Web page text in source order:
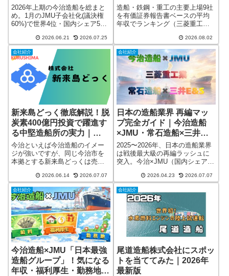
檜垣会長の造船再興戦略
2026年上期の今治造船を総まと
め。1月のJMU子会社化(議決権
60%)で世界4位・国内シェア50%
会長が掲げる世界シェア20%回
復・2035年建造能力2倍、NSYや
生産購買のシナジー、3000隻達
成・売上4646億円の実績、丸亀
工場の事故と人手不足の課題ま
で海事新聞ベースで解説。
2026.06.21 2026.07.25
──重工・高炉・電炉・専
業造船はどこが高い？
造船・鉄鋼・重工の主要上場9社
を有価証券報告書ベースの平均
年収でランキング（三菱重工・
か）。非上場の今治造船・常石
造船などは初任給で比較。数値
はすべて出典・年度つき、就活
生・転職検討者向けの業界年収
の決定版ガイドです。
2026.08.02
会社紹介
新来島どっく徹底解説！脱
炭素400億円投資で躍進す
る中堅造船所の実力｜
2026年最新版
今治といえば今治造船のイメー
ジが強いですが、同じ今治市を
本拠とする新来島どっくは売上
力派の中堅造船所。大手の陰に
隠れがちですが、独自技術・積
極投資・グループ展開で業界内
の注目度はうなぎのぼりです 📈
2026.06.14 2026.07.07
会社紹介
日本の造船業界 再編マッ
プ完全ガイド｜今治造船
×JMU・常石造船×三井
E&S・三菱重工──「3強時
代」に突入？！
2025〜2026年、日本の造船業界
は戦後最大級の再編ラッシュに
突入。今治×JMU（国内シェア約
工の豪州FFM獲得を一次情報ベ
ースで完全整理し、「3強時代」
の見取り図と就活・転職戦略ま
で解説します。
2026.04.23 2026.07.07
会社紹介
今治造船×JMU「日本最強
造船グループ」！気になる
年収・福利厚生・勤務地を
会社紹介
尾道造船株式会社にスポッ
トを当ててみた｜2026年
最新版